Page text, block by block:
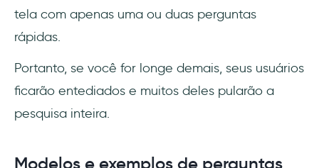
tela com apenas uma ou duas perguntas
rápidas.
Portanto, se você for longe demais, seus usuários
ficarão entediados e muitos deles pularão a
pesquisa inteira.
Modelos e exemplos de perguntas